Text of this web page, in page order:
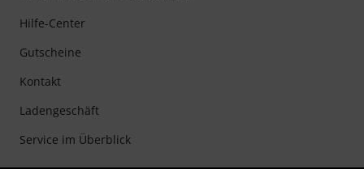
Hilfe-Center
Gutscheine
Kontakt
Ladengeschäft
Service im Überblick